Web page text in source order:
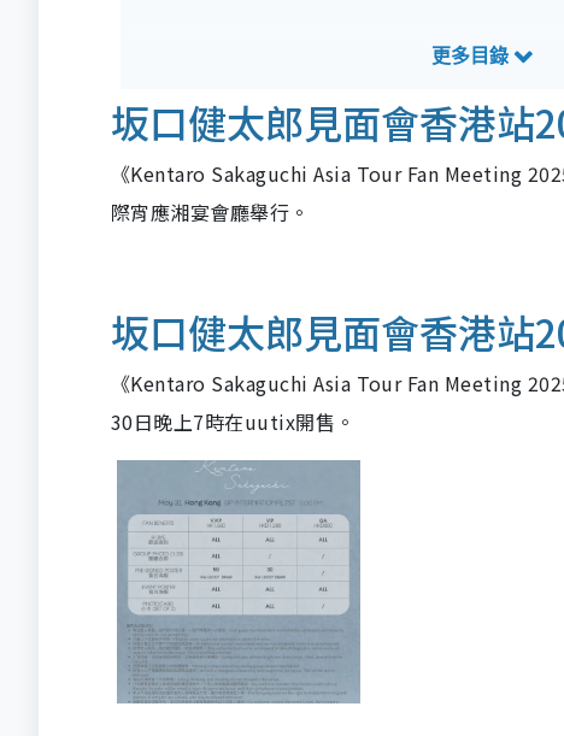
坂口健太郎見面會香港站
《Kentaro Sakaguchi Asia Tour Fan Meeting
際宵應湘宴會廳舉行。
坂口健太郎見面會香港站
《Kentaro Sakaguchi Asia Tour Fan Meeting
30日晚上7時在uutix開售。